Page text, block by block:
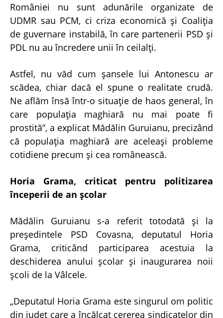
României nu sunt adunările organizate de
UDMR sau PCM, ci criza economică şi Coaliţia
de guvernare instabilă, în care partenerii PSD şi
PDL nu au încredere unii în ceilalţi.
Astfel, nu văd cum şansele lui Antonescu ar
scădea, chiar dacă el spune o realitate crudă.
Ne aflăm însă într-o situaţie de haos general, în
care populaţia maghiară nu mai poate fi
prostită”, a explicat Mădălin Guruianu, precizând
că populaţia maghiară are aceleaşi probleme
cotidiene precum şi cea românească.
Horia Grama, criticat pentru politizarea
începerii de an şcolar
Mădălin Guruianu s-a referit totodată şi la
preşedintele PSD Covasna, deputatul Horia
Grama, criticând participarea acestuia la
deschiderea anului şcolar şi inaugurarea noii
şcoli de la Vâlcele.
„Deputatul Horia Grama este singurul om politic
din judeţ care a încălcat cererea sindicatelor din